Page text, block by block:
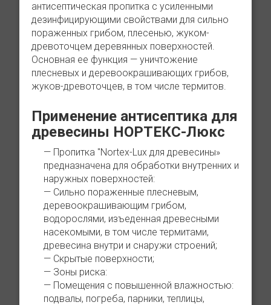
антисептическая пропитка с усиленными
дезинфицирующими свойствами для сильно
пораженных грибом, плесенью, жуком-
древоточцем деревянных поверхностей.
Основная ее функция — уничтожение
плесневых и деревоокрашивающих грибов,
жуков-древоточцев, в том числе термитов.
Применение антисептика для
древесины НОРТЕКС-Люкс
Пропитка "Nortex-Lux для древесины»
предназначена для обработки внутренних и
наружных поверхностей:
Сильно пораженные плесневым,
деревоокрашивающим грибом,
водорослями, изъеденная древесными
насекомыми, в том числе термитами,
древесина внутри и снаружи строений;
Скрытые поверхности;
Зоны риска:
Помещения с повышенной влажностью:
подвалы, погреба, парники, теплицы,